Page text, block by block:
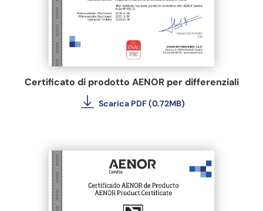
Certificato di prodotto AENOR per differenziali
Scarica PDF (0.72MB)